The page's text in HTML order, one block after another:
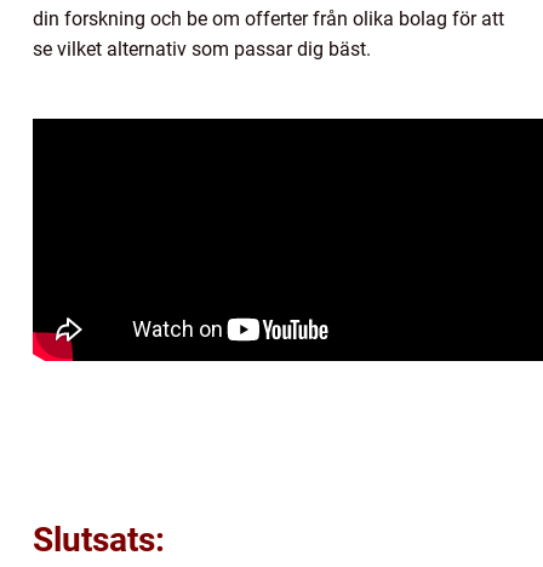
din forskning och be om offerter från olika bolag för att
se vilket alternativ som passar dig bäst.
Slutsats: